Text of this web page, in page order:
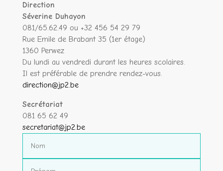
Direction
Séverine Duhayon
081/65.62.49 ou +32 456 54 29 79
Rue Emile de Brabant 35 (1er étage)
1360 Perwez
Du lundi au vendredi durant les heures scolaires.
Il est préférable de prendre rendez-vous.
direction@jp2.be
Secrétariat
081 65 62 49
secretariat@jp2.be